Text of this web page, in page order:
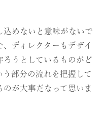
込めないと意味がないで
ディレクターもデザイ
うとしているものがど
う部分の流れを把握して
が大事だなって思いま